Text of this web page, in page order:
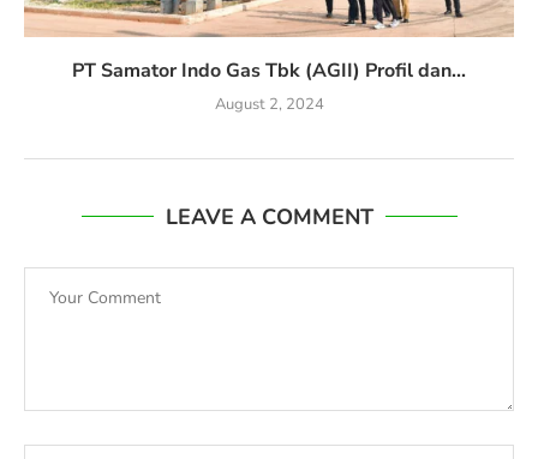
PT Samator Indo Gas Tbk (AGII) Profil dan...
August 2, 2024
LEAVE A COMMENT